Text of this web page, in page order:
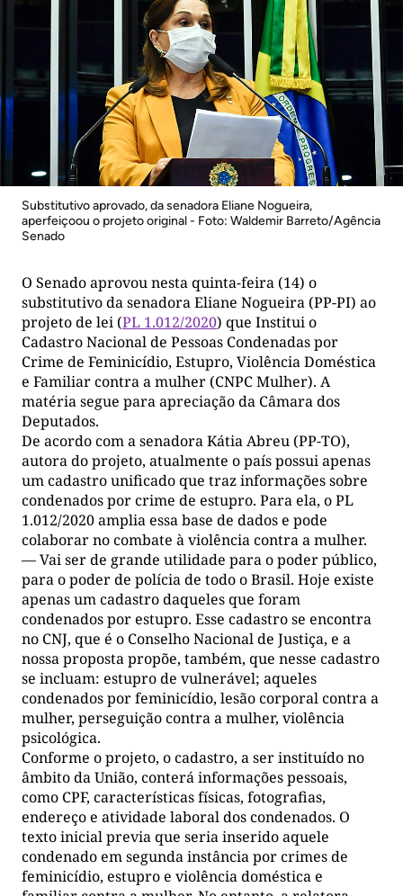
Substitutivo aprovado, da senadora Eliane Nogueira,
aperfeiçoou o projeto original - Foto: Waldemir Barreto/Agência
Senado
O Senado aprovou nesta quinta-feira (14) o
substitutivo da senadora Eliane Nogueira (PP-PI) ao
projeto de lei (PL 1.012/2020) que Institui o
Cadastro Nacional de Pessoas Condenadas por
Crime de Feminicídio, Estupro, Violência Doméstica
e Familiar contra a mulher (CNPC Mulher). A
matéria segue para apreciação da Câmara dos
Deputados.
De acordo com a senadora Kátia Abreu (PP-TO),
autora do projeto, atualmente o país possui apenas
um cadastro unificado que traz informações sobre
condenados por crime de estupro. Para ela, o PL
1.012/2020 amplia essa base de dados e pode
colaborar no combate à violência contra a mulher.
— Vai ser de grande utilidade para o poder público,
para o poder de polícia de todo o Brasil. Hoje existe
apenas um cadastro daqueles que foram
condenados por estupro. Esse cadastro se encontra
no CNJ, que é o Conselho Nacional de Justiça, e a
nossa proposta propõe, também, que nesse cadastro
se incluam: estupro de vulnerável; aqueles
condenados por feminicídio, lesão corporal contra a
mulher, perseguição contra a mulher, violência
psicológica.
Conforme o projeto, o cadastro, a ser instituído no
âmbito da União, conterá informações pessoais,
como CPF, características físicas, fotografias,
endereço e atividade laboral dos condenados. O
texto inicial previa que seria inserido aquele
condenado em segunda instância por crimes de
feminicídio, estupro e violência doméstica e